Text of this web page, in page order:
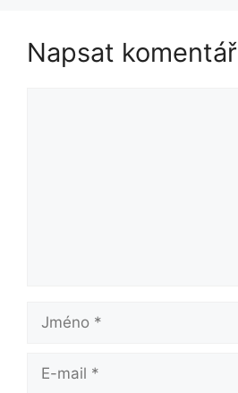
Napsat komentář
Jméno